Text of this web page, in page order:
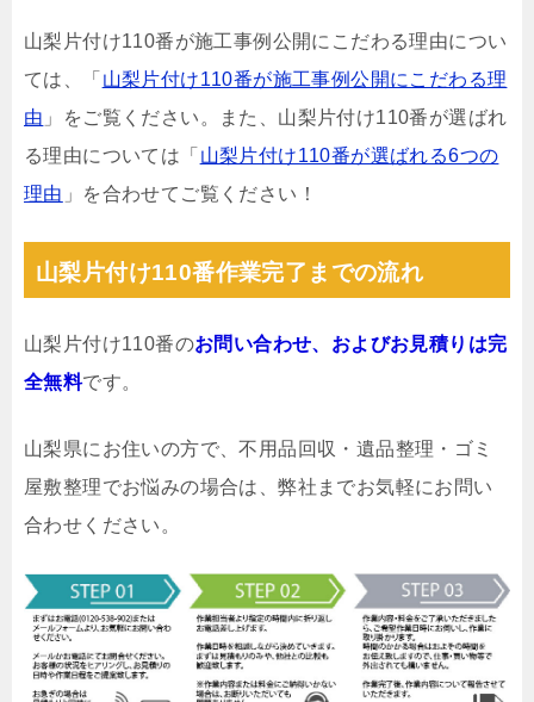
山梨片付け110番が施工事例公開にこだわる理由につい
ては、「 山梨片付け110番が施工事例公開にこだわる理
由 」をご覧ください。また、山梨片付け110番が選ばれ
る理由については「 山梨片付け110番が選ばれる6つの
理由 」を合わせてご覧ください！
山梨片付け110番作業完了までの流れ
山梨片付け110番のお問い合わせ、およびお見積りは完
全無料です。
山梨県にお住いの方で、不用品回収・遺品整理・ゴミ
屋敷整理でお悩みの場合は、弊社までお気軽にお問い
合わせください。